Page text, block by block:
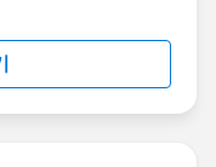
Distribution Date
Value